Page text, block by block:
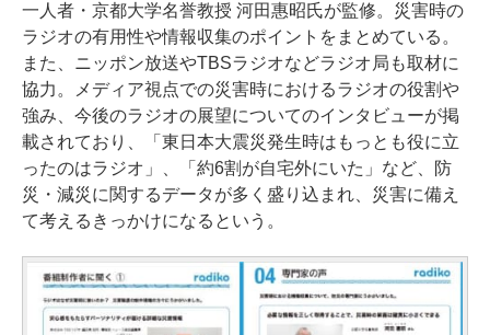
一人者・京都大学名誉教授 河田惠昭氏が監修。災害時の
ラジオの有用性や情報収集のポイントをまとめている。
また、ニッポン放送やTBSラジオなどラジオ局も取材に
協力。メディア視点での災害時におけるラジオの役割や
強み、今後のラジオの展望についてのインタビューが掲
載されており、「東日本大震災発生時はもっとも役に立
ったのはラジオ」、「約6割が自宅外にいた」など、防
災・減災に関するデータが多く盛り込まれ、災害に備え
て考えるきっかけになるという。